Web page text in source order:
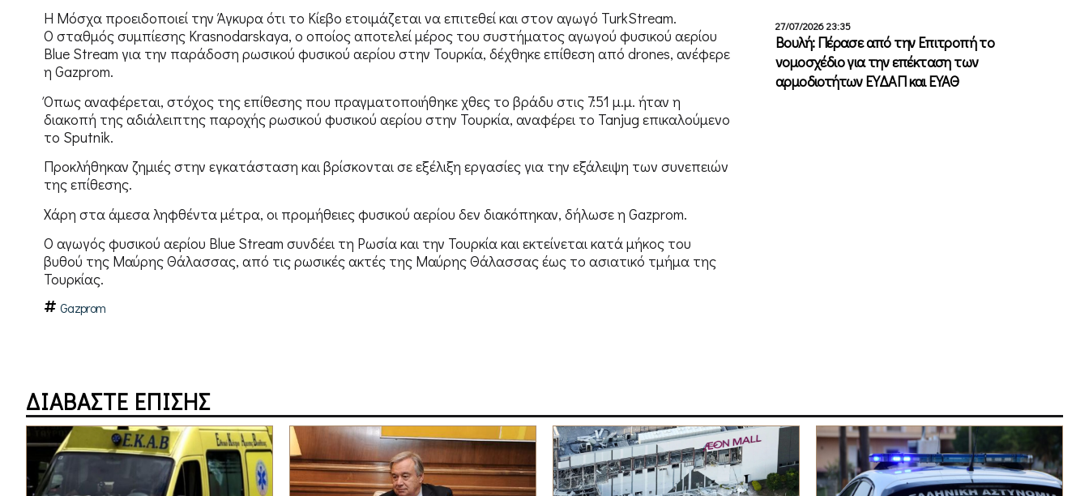
Η Μόσχα προειδοποιεί την Άγκυρα ότι το Κίεβο ετοιμάζεται να επιτεθεί και στον αγωγό TurkStream.
Ο σταθμός συμπίεσης Krasnodarskaya, ο οποίος αποτελεί μέρος του συστήματος αγωγού φυσικού αερίου
Blue Stream για την παράδοση ρωσικού φυσικού αερίου στην Τουρκία, δέχθηκε επίθεση από drones, ανέφερε
η Gazprom.
Όπως αναφέρεται, στόχος της επίθεσης που πραγματοποιήθηκε χθες το βράδυ στις 7:51 μ.μ. ήταν η
διακοπή της αδιάλειπτης παροχής ρωσικού φυσικού αερίου στην Τουρκία, αναφέρει το Tanjug επικαλούμενο
το Sputnik.
Προκλήθηκαν ζημιές στην εγκατάσταση και βρίσκονται σε εξέλιξη εργασίες για την εξάλειψη των συνεπειών
της επίθεσης.
Χάρη στα άμεσα ληφθέντα μέτρα, οι προμήθειες φυσικού αερίου δεν διακόπηκαν, δήλωσε η Gazprom.
Ο αγωγός φυσικού αερίου Blue Stream συνδέει τη Ρωσία και την Τουρκία και εκτείνεται κατά μήκος του
βυθού της Μαύρης Θάλασσας, από τις ρωσικές ακτές της Μαύρης Θάλασσας έως το ασιατικό τμήμα της
Τουρκίας.
Gazprom
27/07/2026 23:35
Βουλή: Πέρασε από την Επιτροπή το
νομοσχέδιο για την επέκταση των
αρμοδιοτήτων ΕΥΔΑΠ και ΕΥΑΘ
ΔΙΑΒΑΣΤΕ ΕΠΙΣΗΣ